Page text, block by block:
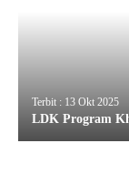
Terbit : 13 Okt 2025
LDK Program